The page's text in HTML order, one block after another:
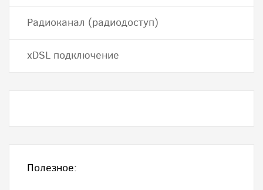
Радиоканал (радиодоступ)
хDSL подключение
Полезное: